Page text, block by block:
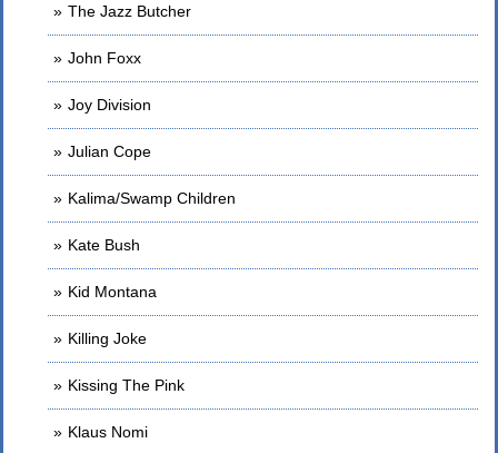
The Jazz Butcher
John Foxx
Joy Division
Julian Cope
Kalima/Swamp Children
Kate Bush
Kid Montana
Killing Joke
Kissing The Pink
Klaus Nomi